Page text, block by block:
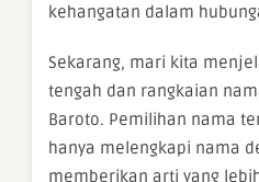
kehangatan dalam
Sekarang, mari kita
tengah dan rangkaian
Baroto. Pemilihan nama
hanya melengkapi nama
memberikan arti yang